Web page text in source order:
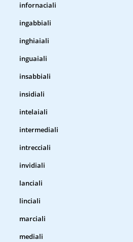
infornaciali
ingabbiali
inghiaiali
inguaiali
insabbiali
insidiali
intelaiali
intermediali
intrecciali
invidiali
lanciali
linciali
marciali
mediali